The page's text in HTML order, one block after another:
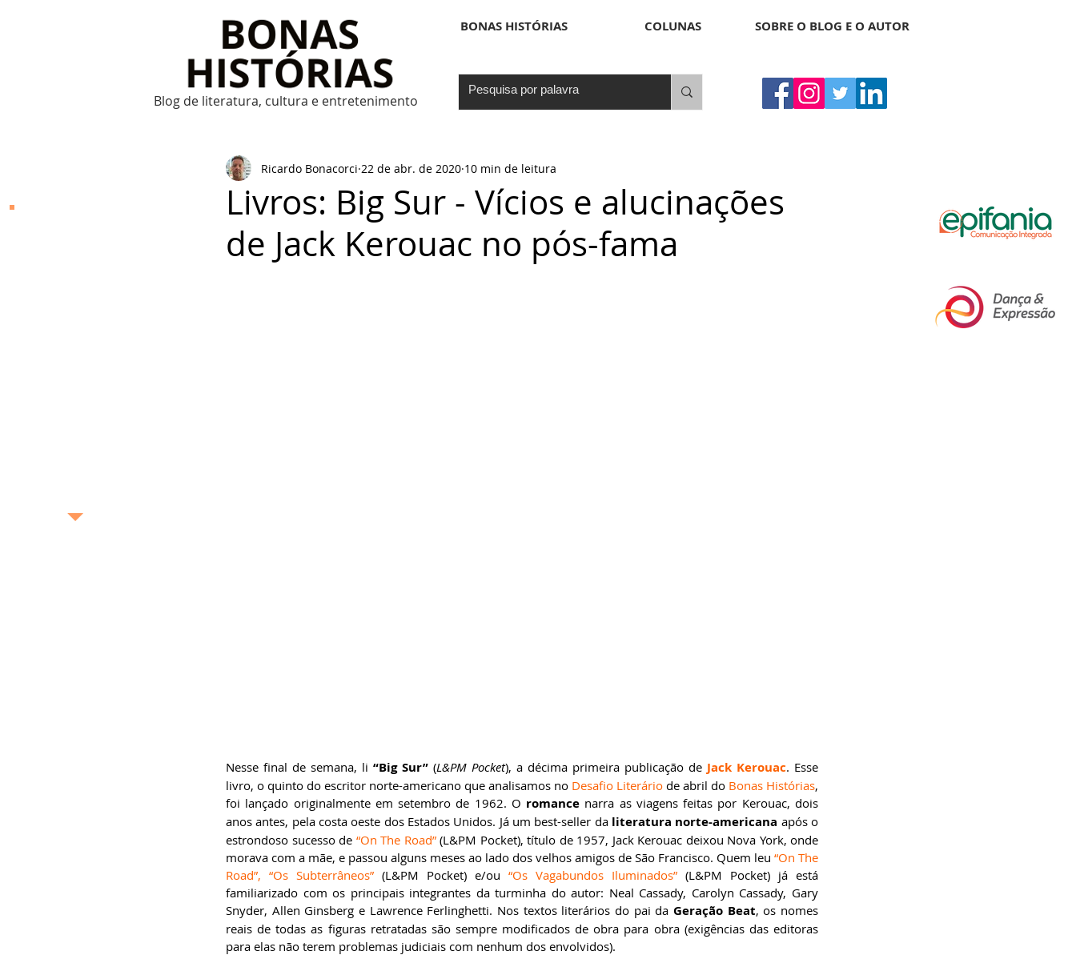
Blog de literatura, cultura e entretenimento
BONAS HISTÓRIAS COLUNAS SOBRE O BLOG E O AUTOR
Livros: Big Sur - Vícios e alucinações
de Jack Kerouac no pós-fama
Ricardo Bonacorci 22 de abr. de 2020 10 min de leitura
Nesse final de semana, li “Big Sur” (L&PM Pocket), a décima primeira publicação de Jack Kerouac. Esse
livro, o quinto do escritor norte-americano que analisamos no Desafio Literário de abril do Bonas Histórias,
foi lançado originalmente em setembro de 1962. O romance narra as viagens feitas por Kerouac, dois
anos antes, pela costa oeste dos Estados Unidos. Já um best-seller da literatura norte-americana após o
estrondoso sucesso de “On The Road” (L&PM Pocket), título de 1957, Jack Kerouac deixou Nova York, onde
morava com a mãe, e passou alguns meses ao lado dos velhos amigos de São Francisco. Quem leu “On The
Road”, “Os Subterrâneos” (L&PM Pocket) e/ou “Os Vagabundos Iluminados” (L&PM Pocket) já está
familiarizado com os principais integrantes da turminha do autor: Neal Cassady, Carolyn Cassady, Gary
Snyder, Allen Ginsberg e Lawrence Ferlinghetti. Nos textos literários do pai da Geração Beat, os nomes
reais de todas as figuras retratadas são sempre modificados de obra para obra (exigências das editoras
para elas não terem problemas judiciais com nenhum dos envolvidos).